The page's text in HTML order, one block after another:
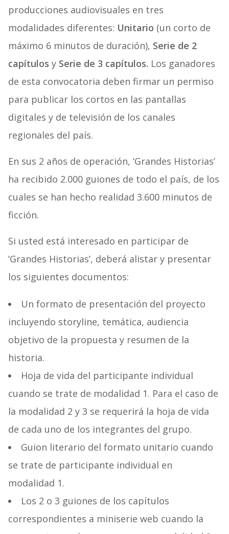
producciones audiovisuales en tres
modalidades diferentes: Unitario (un corto de
máximo 6 minutos de duración), Serie de 2
capítulos y Serie de 3 capítulos. Los ganadores
de esta convocatoria deben firmar un permiso
para publicar los cortos en las pantallas
digitales y de televisión de los canales
regionales del país.
En sus 2 años de operación, ‘Grandes Historias’
ha recibido 2.000 guiones de todo el país, de los
cuales se han hecho realidad 3.600 minutos de
ficción.
Si usted está interesado en participar de
‘Grandes Historias’, deberá alistar y presentar
los siguientes documentos:
Un formato de presentación del proyecto
incluyendo storyline, temática, audiencia
objetivo de la propuesta y resumen de la
historia.
Hoja de vida del participante individual
cuando se trate de modalidad 1. Para el caso de
la modalidad 2 y 3 se requerirá la hoja de vida
de cada uno de los integrantes del grupo.
Guion literario del formato unitario cuando
se trate de participante individual en
modalidad 1.
Los 2 o 3 guiones de los capítulos
correspondientes a miniserie web cuando la